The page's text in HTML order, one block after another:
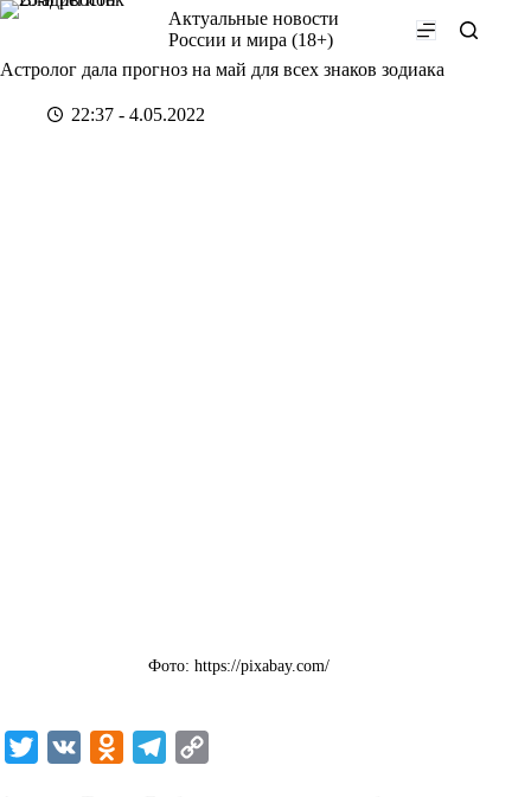
Перейти
Актуальные новости
России и мира (18+)
Астролог дала прогноз на май для всех знаков зодиака
22:37 - 4.05.2022
Фото: https://pixabay.com/